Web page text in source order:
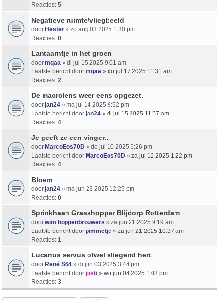
Reacties: 5
Negatieve ruimte/vliegbeeld
door Hester » zo aug 03 2025 1:30 pm
Reacties: 0
Lantaarntje in het groen
door mqaa » di jul 15 2025 9:01 am
Laatste bericht door mqaa » do jul 17 2025 11:31 am
Reacties: 2
De macrolens weer eens opgezet.
door jan24 » ma jul 14 2025 9:52 pm
Laatste bericht door jan24 » di jul 15 2025 11:07 am
Reacties: 4
Je geeft ze een vinger...
door MarcoEos70D » do jul 10 2025 6:26 pm
Laatste bericht door MarcoEos70D » za jul 12 2025 1:22 pm
Reacties: 4
Bloem
door jan24 » ma jun 23 2025 12:29 pm
Reacties: 0
Sprinkhaan Grasshopper Blijdorp Rotterdam
door wim hoppenbrouwers » za jun 21 2025 9:19 am
Laatste bericht door pimmetje » za jun 21 2025 10:37 am
Reacties: 1
Lucanus servus ofwel vliegend hert
door René S64 » di jun 03 2025 3:44 pm
Laatste bericht door josti » wo jun 04 2025 1:03 pm
Reacties: 3